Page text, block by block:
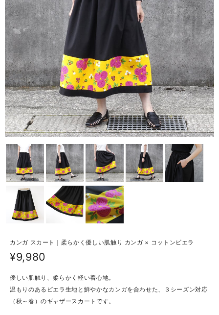
カンガ スカート｜柔らかく優しい肌触り カンガ × コットンビエラ
¥9,980
優しい肌触り、柔らかく軽い着心地。
温もりのあるビエラ生地と鮮やかなカンガを合わせた、３シーズン対応
（秋～春）のギャザースカートです。